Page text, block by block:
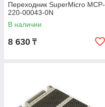
Переходник SuperMicro MCP-
220-00043-0N
В наличии
8 630 ₸